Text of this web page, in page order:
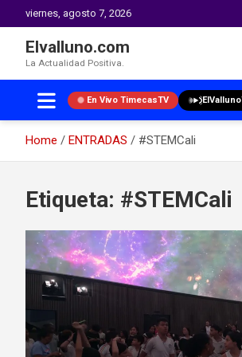
viernes, agosto 7, 2026
Elvalluno.com
La Actualidad Positiva.
En Vivo TimecasTV
Home ENTRADAS
#STEMCali
contentEtiqueta: #STEMCali